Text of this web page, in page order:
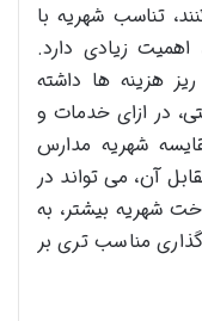
تناسب شهریه با
اهمیت زیادی دارد.
هزینه ها داشته
در ازای خدمات و
شهریه مدارس
آن، می تواند در
شهریه بیشتر، به
مناسب تری بر